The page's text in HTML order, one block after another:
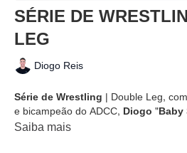
SÉRIE DE
LEG
Diogo Reis
Série de Wrestling | Double Leg,
e bicampeão do ADCC, Diogo "Baby
Saiba mais